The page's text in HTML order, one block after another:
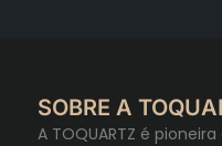
SOBRE A
A TOQUARTZ é